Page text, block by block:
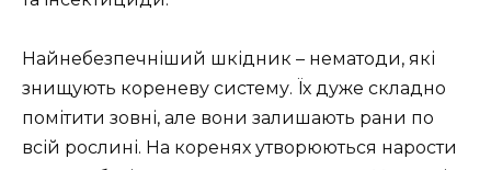
Найнебезпечніший шкідник – нематоди, які
знищують кореневу систему. Їх дуже складно
помітити зовні, але вони залишають рани по
всій рослині. На коренях утворюються нарости